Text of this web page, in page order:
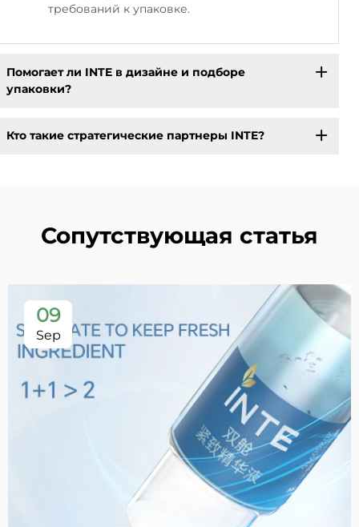
требований к упаковке.
Помогает ли INTE в дизайне и подборе
упаковки?
Кто такие стратегические партнеры INTE?
Сопутствующая статья
09
Sep